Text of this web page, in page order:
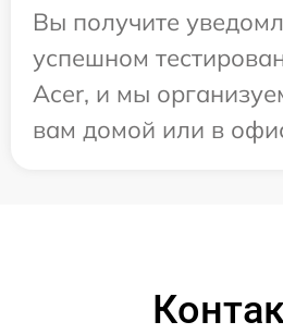
Вы получите
успешном
Acer, и мы
вам домой или в